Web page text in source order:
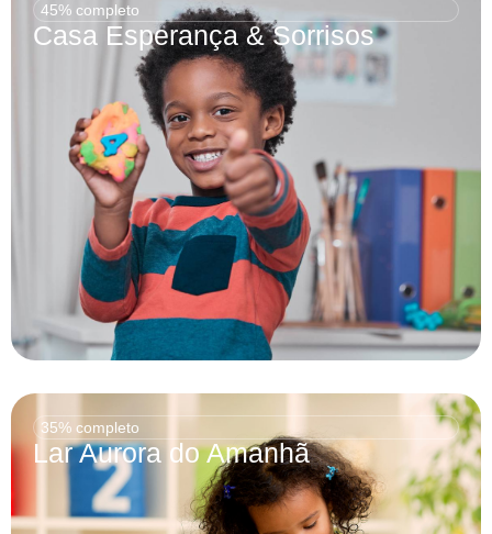
45% completo
Casa Esperança & Sorrisos
35% completo
Lar Aurora do Amanhã